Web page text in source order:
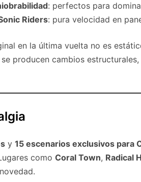
: perfectos para
Riders: pura velocidad en
en la última vuelta no es
producen cambios
y 15 escenarios exclusivos para
como Coral Town, Radical